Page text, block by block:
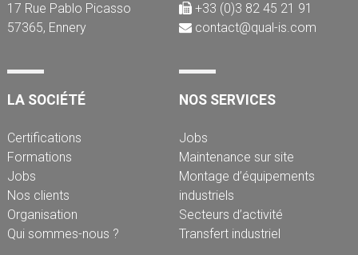
17 Rue Pablo Picasso
57365, Ennery
+33 (0)3 82 45 21 91
contact@qual-is.com
LA SOCIÉTÉ
Certifications
Formations
Jobs
Nos clients
Organisation
Qui sommes-nous ?
NOS SERVICES
Jobs
Maintenance sur site
Montage d’équipements
industriels
Secteurs d’activité
Transfert industriel